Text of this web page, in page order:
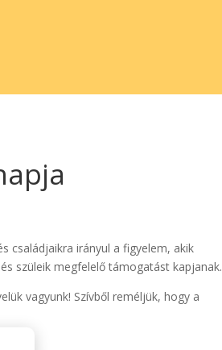
családjaikra irányul a figyelem, akik
szüleik megfelelő támogatást kapjanak.
vagyunk! Szívből reméljük, hogy a